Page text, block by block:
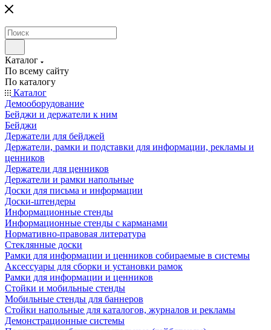
Каталог
По всему сайту
По каталогу
Каталог
Демооборудование
Бейджи и держатели к ним
Бейджи
Держатели для бейджей
Держатели, рамки и подставки для информации, рекламы и
ценников
Держатели для ценников
Держатели и рамки напольные
Доски для письма и информации
Доски-штендеры
Информационные стенды
Информационные стенды с карманами
Нормативно-правовая литература
Стеклянные доски
Рамки для информации и ценников собираемые в системы
Аксессуары для сборки и установки рамок
Рамки для информации и ценников
Стойки и мобильные стенды
Мобильные стенды для баннеров
Стойки напольные для каталогов, журналов и рекламы
Демонстрационные системы